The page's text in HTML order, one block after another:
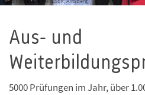
Aus- und
5000 Prüfungen im Jahr, über